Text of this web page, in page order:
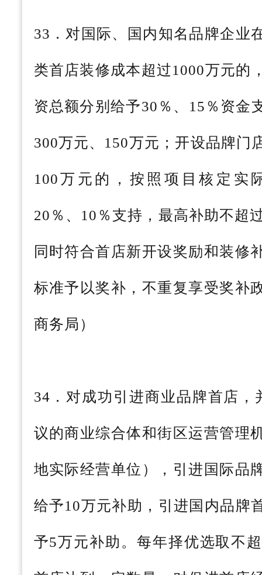
33．对国际、国内知名品牌企业
类首店装修成本超过1000万元的
资总额分别给予30％、15％资金
300万元、150万元；开设品牌门
100万元的，按照项目核定实
20％、10％支持，最高补助不超
同时符合首店新开设奖励和装修
标准予以奖补，不重复享受奖补
商务局）
34．对成功引进商业品牌首店，
议的商业综合体和街区运营管理
地实际经营单位），引进国际品
给予10万元补助，引进国内品牌
予5万元补助。每年择优选取不